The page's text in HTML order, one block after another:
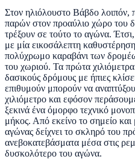
Στον ηλιόλουστο Βάβδο λοιπόν,
παρών στον προαύλιο χώρο του
τρέξουν σε τούτο το αγώνα.
με μία εικοσάλεπτη
πολύχρωμο καραβάνι των
του χωριού. Τα πρώτα
δασικούς δρόμους με ήπιες
επιθυμούν μπορούν να
χιλιόμετρο και εφόσον
ξεκινά ένα όμορφο τεχνικό
μήκος. Από εκείνο το σημείο και
αγώνας δείχνει το σκληρό του
ανεβοκατεβάσματα μέσα στις
δυσκολότερο του αγώνα.